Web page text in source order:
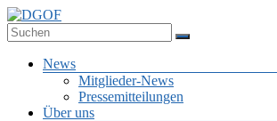
Zum
Inhalt
springen
Deutsche Gesellschaft für Online-Forschung e.V.
Menü
News
Mitglieder-News
Pressemitteilungen
Über uns